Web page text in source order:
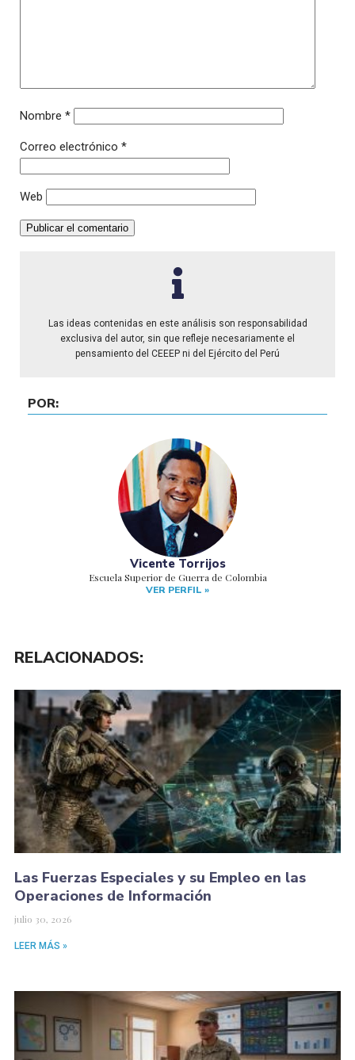
POR:
Vicente Torrijos
Escuela Superior de Guerra de Colombia
VER PERFIL »
Nombre *
Correo electrónico *
Web
Las ideas contenidas en este análisis son responsabilidad
exclusiva del autor, sin que refleje necesariamente el
pensamiento del CEEEP ni del Ejército del Perú
RELACIONADOS:
Las Fuerzas Especiales y su Empleo en las
Operaciones de Información
julio 30, 2026
LEER MÁS »